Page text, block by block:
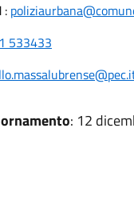
:
533433
: 12